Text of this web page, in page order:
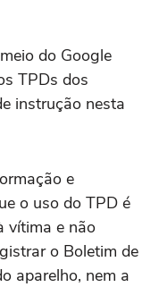
do Google
TPDs dos
instrução nesta
e
o uso do TPD é
vítima e não
o Boletim de
aparelho, nem a